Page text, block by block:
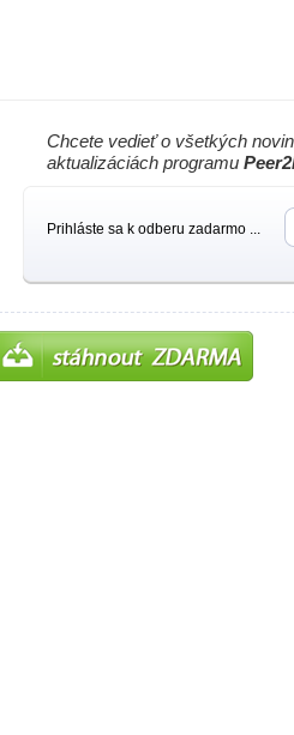
Chcete vedieť o všetkých
aktualizáciách programu
Prihláste sa k odberu zadarmo ...